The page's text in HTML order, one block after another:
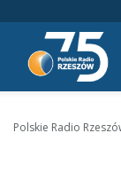
Polskie Radio